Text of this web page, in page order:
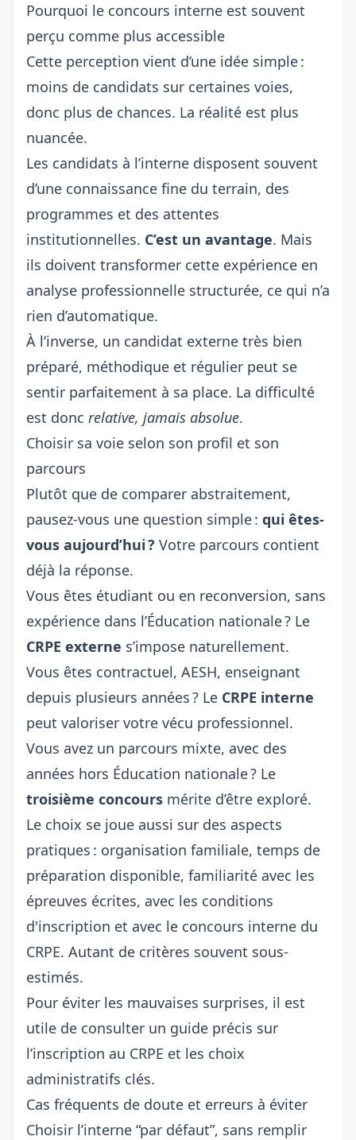
Pourquoi le concours interne est souvent
perçu comme plus accessible
Cette perception vient d’une idée simple :
moins de candidats sur certaines voies,
donc plus de chances. La réalité est plus
nuancée.
Les candidats à l’interne disposent souvent
d’une connaissance fine du terrain, des
programmes et des attentes
institutionnelles. C’est un avantage. Mais
ils doivent transformer cette expérience en
analyse professionnelle structurée, ce qui n’a
rien d’automatique.
À l’inverse, un candidat externe très bien
préparé, méthodique et régulier peut se
sentir parfaitement à sa place. La difficulté
est donc relative, jamais absolue.
Choisir sa voie selon son profil et son
parcours
Plutôt que de comparer abstraitement,
pausez-vous une question simple : qui êtes-
vous aujourd’hui ? Votre parcours contient
déjà la réponse.
Vous êtes étudiant ou en reconversion, sans
expérience dans l’Éducation nationale ? Le
CRPE externe s’impose naturellement.
Vous êtes contractuel, AESH, enseignant
depuis plusieurs années ? Le CRPE interne
peut valoriser votre vécu professionnel.
Vous avez un parcours mixte, avec des
années hors Éducation nationale ? Le
troisième concours mérite d’être exploré.
Le choix se joue aussi sur des aspects
pratiques : organisation familiale, temps de
préparation disponible, familiarité avec les
épreuves écrites, avec les conditions
d'inscription et avec le concours interne du
CRPE. Autant de critères souvent sous-
estimés.
Pour éviter les mauvaises surprises, il est
utile de consulter un guide précis sur
l’inscription au CRPE et les choix
administratifs clés.
Cas fréquents de doute et erreurs à éviter
Choisir l’interne “par défaut”, sans remplir